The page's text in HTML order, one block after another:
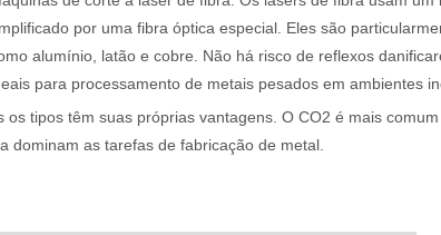
de manufatura em rápido desenvolvimento. Pode
por uma fibra óptica especial. Eles são
alumínio, latão e cobre. Não há risco de reflexos
para processamento de metais pesados ​​em ambientes
os tipos têm suas próprias vantagens. O CO2 é mais
dominam as tarefas de fabricação de metal.